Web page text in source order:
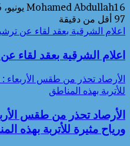
Mohamed Abdullah16 يونيو، 2026
97 أقل من دقيقة
اعلام الشرقية بعقد لقاء عن
اعلام الشرقية بعقد لقاء
الأرصاد تحذر من طقس الأربعاء
للأتربة بهذه المناطق
الأرصاد تحذر من طقس
ورياح مثيرة للأتربة بهذه